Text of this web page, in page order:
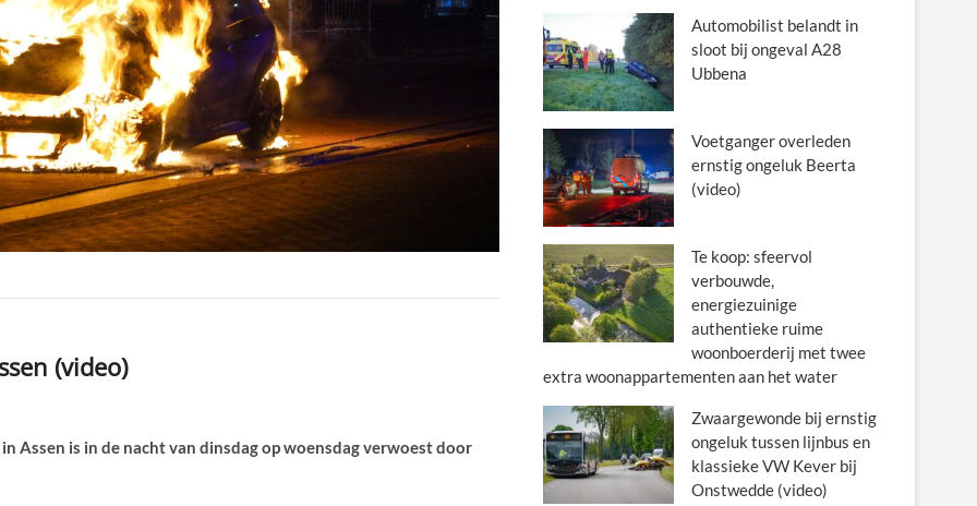
(video)
Assen is in de nacht van dinsdag op woensdag verwoest door
Automobilist belandt in
sloot bij ongeval A28
Ubbena
Voetganger overleden
ernstig ongeluk Beerta
(video)
Te koop: sfeervol
verbouwde,
energiezuinige
authentieke ruime
woonboerderij met twee
extra woonappartementen aan het water
Zwaargewonde bij ernstig
ongeluk tussen lijnbus en
klassieke VW Kever bij
Onstwedde (video)